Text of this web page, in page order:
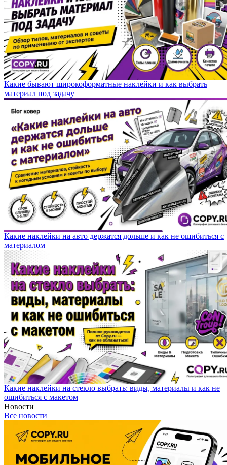
Какие бывают широкоформатные наклейки и как выбрать
материал под задачу
Какие наклейки на авто держатся дольше и как не ошибиться с
материалом
Какие наклейки на стекло выбрать: виды, материалы и как не
ошибиться с макетом
Новости
Все новости